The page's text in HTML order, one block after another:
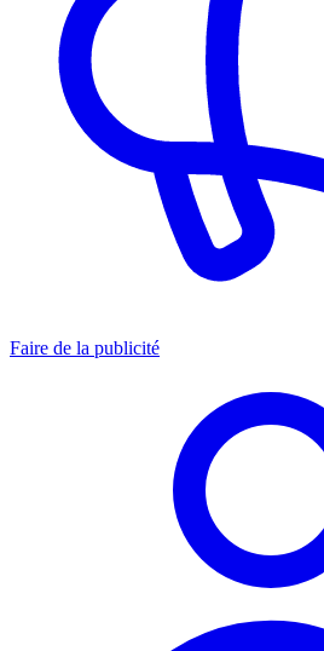
Faire de la publicité